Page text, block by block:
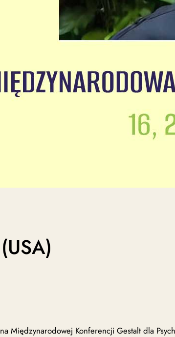
Międzynarodowej Konferencji Gestalt dla